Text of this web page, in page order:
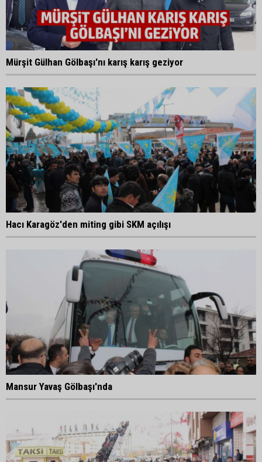
Mürşit Gülhan Gölbaşı'nı karış karış geziyor
Hacı Karagöz'den miting gibi SKM açılışı
Mansur Yavaş Gölbaşı'nda